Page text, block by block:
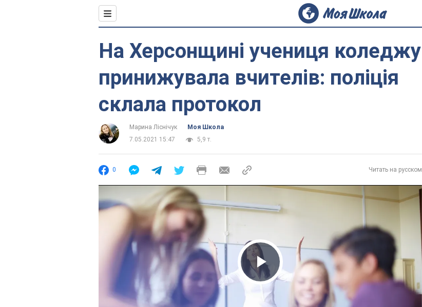
На Херсонщині учениця коледжу
принижувала вчителів: поліція
склала протокол
Марина Ліснічук
Моя Школа
7.05.2021 15:47
5,9 т.
0 Читать на русском
Play Video